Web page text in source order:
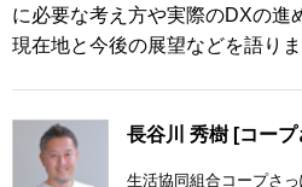
に必要な考え方や実際のDXの進
現在地と今後の展望などを語りま
長谷川 秀樹 [コープ
生活協同組合コープさっ